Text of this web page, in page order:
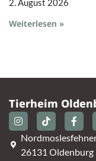
2. August 2026
Weiterlesen »
Tierheim
26131 Oldenburg